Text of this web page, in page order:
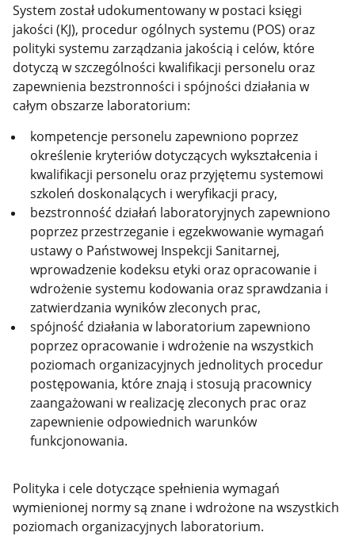
System został udokumentowany w postaci księgi
jakości (KJ), procedur ogólnych systemu (POS) oraz
polityki systemu zarządzania jakością i celów, które
dotyczą w szczególności kwalifikacji personelu oraz
zapewnienia bezstronności i spójności działania w
całym obszarze laboratorium:
kompetencje personelu zapewniono poprzez
określenie kryteriów dotyczących wykształcenia i
kwalifikacji personelu oraz przyjętemu systemowi
szkoleń doskonalących i weryfikacji pracy,
bezstronność działań laboratoryjnych zapewniono
poprzez przestrzeganie i egzekwowanie wymagań
ustawy o Państwowej Inspekcji Sanitarnej,
wprowadzenie kodeksu etyki oraz opracowanie i
wdrożenie systemu kodowania oraz sprawdzania i
zatwierdzania wyników zleconych prac,
spójność działania w laboratorium zapewniono
poprzez opracowanie i wdrożenie na wszystkich
poziomach organizacyjnych jednolitych procedur
postępowania, które znają i stosują pracownicy
zaangażowani w realizację zleconych prac oraz
zapewnienie odpowiednich warunków
funkcjonowania.
Polityka i cele dotyczące spełnienia wymagań
wymienionej normy są znane i wdrożone na wszystkich
poziomach organizacyjnych laboratorium.